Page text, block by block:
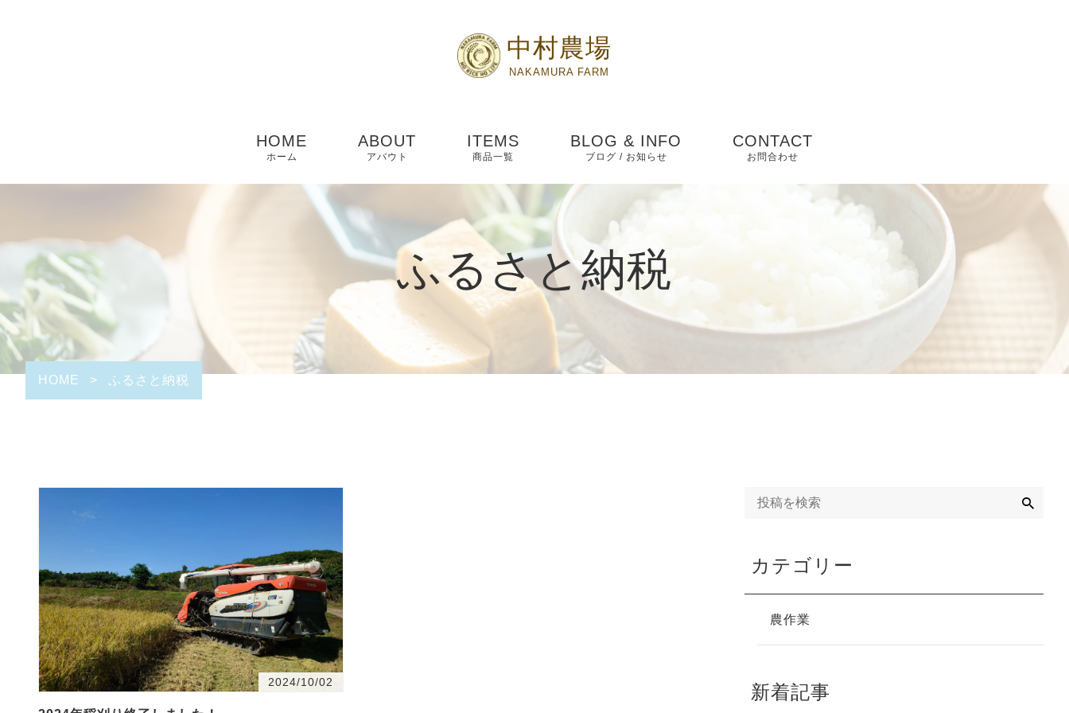
中村農場
NAKAMURA FARM
HOME
ホーム
ABOUT
アバウト
ITEMS
商品一覧
BLOG & INFO
ブログ / お知らせ
ブログ
ピックアップ
CONTACT
お問合わせ
ふるさと納税
HOME > ふるさと納税
2024/10/02
カテゴリー
農作業
新着記事